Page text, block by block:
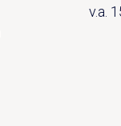
v.a.